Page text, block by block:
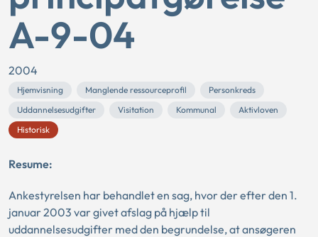
A-9-04
2004
Hjemvisning Manglende ressourceprofil
Personkreds
Uddannelsesudgifter
Visitation Kommunal
Aktivloven
Historisk
Resume:
Ankestyrelsen har behandlet en sag, hvor der efter den 1.
januar 2003 var givet afslag på hjælp til
uddannelsesudgifter med den begrundelse, at ansøgeren